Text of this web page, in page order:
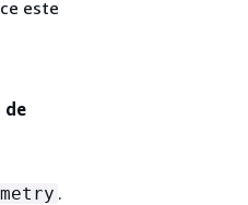
este
de
.